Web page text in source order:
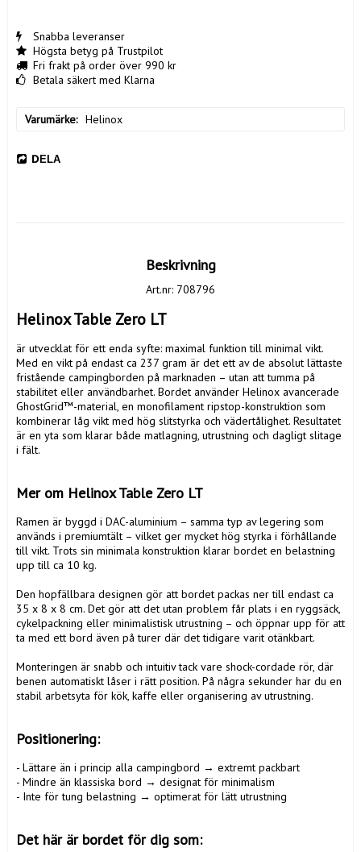
Snabba leveranser
Högsta betyg på Trustpilot
Fri frakt på order över 990 kr
Betala säkert med Klarna
Varumärke Helinox
DELA
Beskrivning
Art.nr: 708796
Helinox Table Zero LT
är utvecklat för ett enda syfte: maximal funktion till minimal vikt.
Med en vikt på endast ca 237 gram är det ett av de absolut lättaste
fristående campingborden på marknaden – utan att tumma på
stabilitet eller användbarhet. Bordet använder Helinox avancerade
GhostGrid™-material, en monofilament ripstop-konstruktion som
kombinerar låg vikt med hög slitstyrka och vädertålighet. Resultatet
är en yta som klarar både matlagning, utrustning och dagligt slitage
i fält.
Mer om Helinox Table Zero LT
Ramen är byggd i DAC-aluminium – samma typ av legering som
används i premiumtält – vilket ger mycket hög styrka i förhållande
till vikt. Trots sin minimala konstruktion klarar bordet en belastning
upp till ca 10 kg.
Den hopfällbara designen gör att bordet packas ner till endast ca
35 x 8 x 8 cm. Det gör att det utan problem får plats i en ryggsäck,
cykelpackning eller minimalistisk utrustning – och öppnar upp för att
ta med ett bord även på turer där det tidigare varit otänkbart.
Monteringen är snabb och intuitiv tack vare shock-cordade rör, där
benen automatiskt låser i rätt position. På några sekunder har du en
stabil arbetsyta för kök, kaffe eller organisering av utrustning.
Positionering:
- Lättare än i princip alla campingbord → extremt packbart
- Mindre än klassiska bord → designat för minimalism
- Inte för tung belastning → optimerat för lätt utrustning
Det här är bordet för dig som: